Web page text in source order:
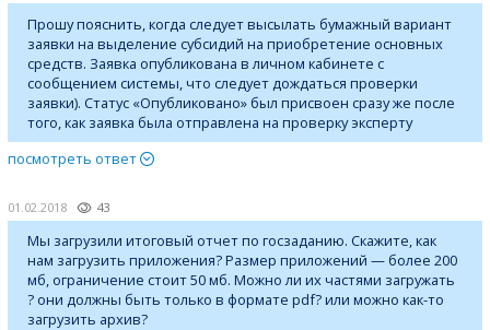
Прошу пояснить, когда следует высылать бумажный вариант
заявки на выделение субсидий на приобретение основных
средств. Заявка опубликована в личном кабинете с
сообщением системы, что следует дождаться проверки
заявки). Статус «Опубликовано» был присвоен сразу же после
того, как заявка была отправлена на проверку эксперту
посмотреть ответ
01.02.2018 43
Мы загрузили итоговый отчет по госзаданию. Скажите, как
нам загрузить приложения? Размер приложений — более 200
мб, ограничение стоит 50 мб. Можно ли их частями загружать
? они должны быть только в формате pdf? или можно как-то
загрузить архив?